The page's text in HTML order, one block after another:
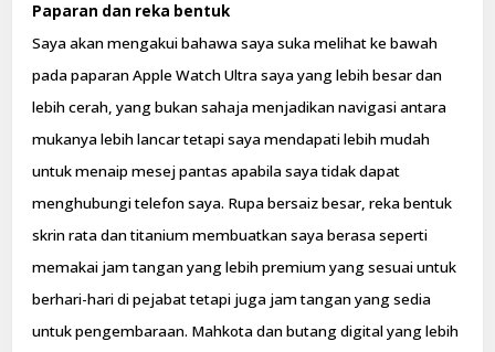
Paparan dan reka bentuk
Saya akan mengakui bahawa saya suka melihat ke bawah
pada paparan Apple Watch Ultra saya yang lebih besar dan
lebih cerah, yang bukan sahaja menjadikan navigasi antara
mukanya lebih lancar tetapi saya mendapati lebih mudah
untuk menaip mesej pantas apabila saya tidak dapat
menghubungi telefon saya. Rupa bersaiz besar, reka bentuk
skrin rata dan titanium membuatkan saya berasa seperti
memakai jam tangan yang lebih premium yang sesuai untuk
berhari-hari di pejabat tetapi juga jam tangan yang sedia
untuk pengembaraan. Mahkota dan butang digital yang lebih